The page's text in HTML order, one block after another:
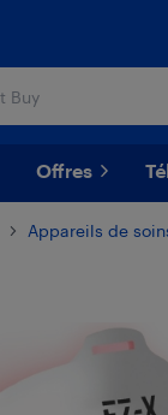
Offres
Appareils de